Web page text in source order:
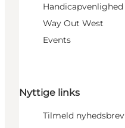
Handicapvenlighed
Way Out West
Events
Nyttige links
Tilmeld nyhedsbrev